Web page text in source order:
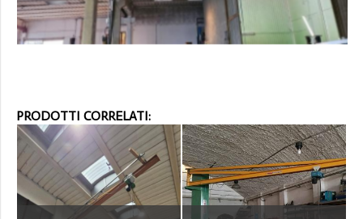
PRODOTTI CORRELATI: